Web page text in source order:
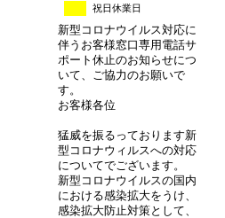
祝日休業日
新型コロナウイルス対応に
伴うお客様窓口専用電話サ
ポート休止のお知らせにつ
いて、ご協力のお願いで
す。
お客様各位
猛威を振るっております新
型コロナウィルスへの対応
についてでございます。
新型コロナウイルスの国内
における感染拡大をうけ、
感染拡大防止対策として、